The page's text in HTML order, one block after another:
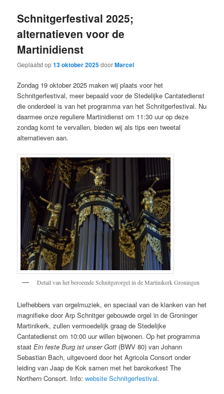
Schnitgerfestival 2025;
alternatieven voor de
Martinidienst
Geplaatst op13 oktober 2025doorMarcel
Zondag 19 oktober 2025 maken wij plaats voor het
Schnitgerfestival, meer bepaald voor de Stedelijke Cantatedienst
die onderdeel is van het programma van het Schnitgerfestival. Nu
daarmee onze reguliere Martinidienst om 11:30 uur op deze
zondag komt te vervallen, bieden wij als tips een tweetal
alternatieven aan.
Detail van het beroemde Schnitgerorgel in de Martinikerk Groningen
Liefhebbers van orgelmuziek, en speciaal van de klanken van het
magnifieke door Arp Schnitger gebouwde orgel in de Groninger
Martinikerk, zullen vermoedelijk graag de Stedelijke
Cantatedienst om 10:00 uur willen bijwonen. Op het programma
staatEin feste Burg ist unser Gott (BWV 80) van Johann
Sebastian Bach, uitgevoerd door het Agricola Consort onder
leiding van Jaap de Kok samen met het barokorkest The
Northern Consort. Info:website Schnitgerfestival.